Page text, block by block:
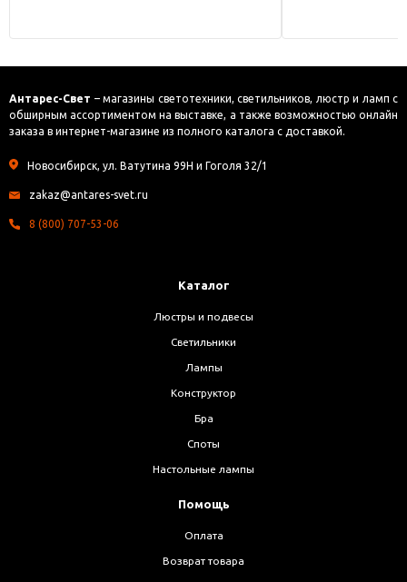
Антарес-Свет – магазины светотехники, светильников, люстр и ламп с
обширным ассортиментом на выставке, а также возможностью онлайн
заказа в интернет-магазине из полного каталога с доставкой.
Новосибирск, ул. Ватутина 99Н и Гоголя 32/1
zakaz@antares-svet.ru
8 (800) 707-53-06
Каталог
Люстры и подвесы
Светильники
Лампы
Конструктор
Бра
Споты
Настольные лампы
Помощь
Оплата
Возврат товара